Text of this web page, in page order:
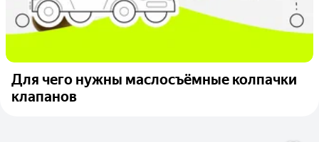
Для чего нужны маслосъёмные колпачки
клапанов